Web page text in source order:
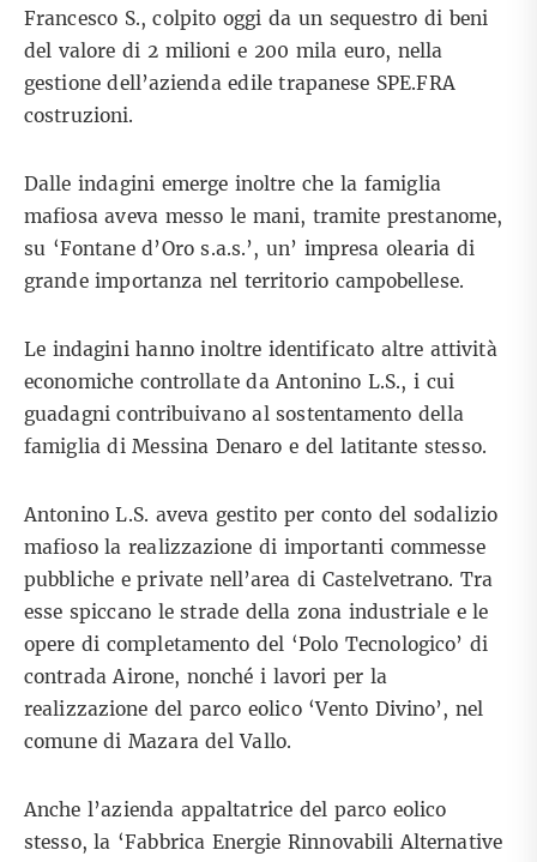
Francesco S., colpito oggi da un sequestro di beni
del valore di 2 milioni e 200 mila euro, nella
gestione dell’azienda edile trapanese SPE.FRA
costruzioni.
Dalle indagini emerge inoltre che la famiglia
mafiosa aveva messo le mani, tramite prestanome,
su ‘Fontane d’Oro s.a.s.’, un’ impresa olearia di
grande importanza nel territorio campobellese.
Le indagini hanno inoltre identificato altre attività
economiche controllate da Antonino L.S., i cui
guadagni contribuivano al sostentamento della
famiglia di Messina Denaro e del latitante stesso.
Antonino L.S. aveva gestito per conto del sodalizio
mafioso la realizzazione di importanti commesse
pubbliche e private nell’area di Castelvetrano. Tra
esse spiccano le strade della zona industriale e le
opere di completamento del ‘Polo Tecnologico’ di
contrada Airone, nonché i lavori per la
realizzazione del parco eolico ‘Vento Divino’, nel
comune di Mazara del Vallo.
Anche l’azienda appaltatrice del parco eolico
stesso, la ‘Fabbrica Energie Rinnovabili Alternative